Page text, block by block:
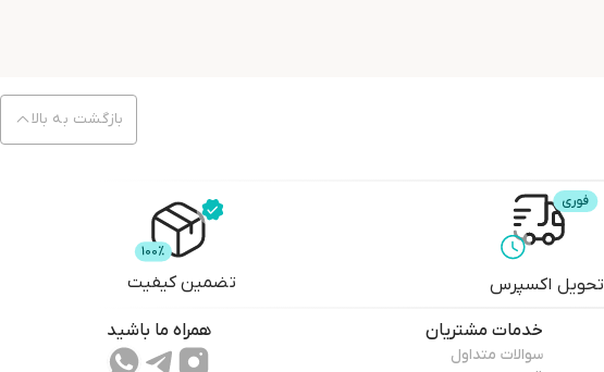
بازگشت به بالا
تحویل اکسپرس تضمین کیفیت
خدمات مشتریان
سوالات متداول
همراه ما باشید